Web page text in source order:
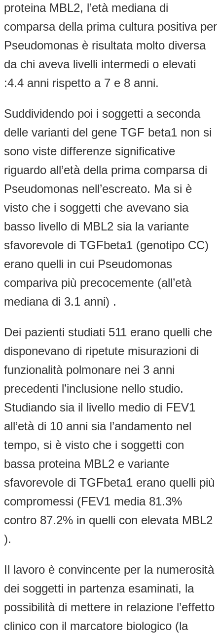
proteina MBL2, l’età mediana di
comparsa della prima cultura positiva per
Pseudomonas è risultata molto diversa
da chi aveva livelli intermedi o elevati
:4.4 anni rispetto a 7 e 8 anni.
Suddividendo poi i soggetti a seconda
delle varianti del gene TGF beta1 non si
sono viste differenze significative
riguardo all’età della prima comparsa di
Pseudomonas nell’escreato. Ma si è
visto che i soggetti che avevano sia
basso livello di MBL2 sia la variante
sfavorevole di TGFbeta1 (genotipo CC)
erano quelli in cui Pseudomonas
compariva più precocemente (all’età
mediana di 3.1 anni) .
Dei pazienti studiati 511 erano quelli che
disponevano di ripetute misurazioni di
funzionalità polmonare nei 3 anni
precedenti l’inclusione nello studio.
Studiando sia il livello medio di FEV1
all’età di 10 anni sia l’andamento nel
tempo, si è visto che i soggetti con
bassa proteina MBL2 e variante
sfavorevole di TGFbeta1 erano quelli più
compromessi (FEV1 media 81.3%
contro 87.2% in quelli con elevata MBL2
).
Il lavoro è convincente per la numerosità
dei soggetti in partenza esaminati, la
possibilità di mettere in relazione l’effetto
clinico con il marcatore biologico (la